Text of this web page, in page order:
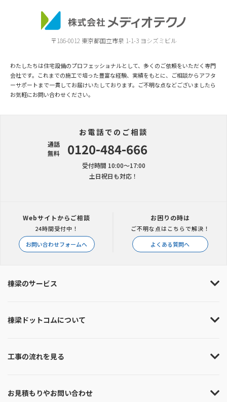
〒186-0012 東京都国立市泉 1-1-3 ヨシズミビル
わたしたちは住宅設備のプロフェッショナルとして、多くのご依頼をいただく専門
会社です。これまでの施工で培った豊富な経験、実績をもとに、ご相談からアフタ
ーサポートまで一貫してお届けいたしております。ご不明な点などございましたら
お気軽にお問い合わせください。
お電話でのご相談
通話
無料
0120-484-666
受付時間 10:00〜17:00
土日祝日も対応！
Webサイトからご相談
24時間受付中！
お問い合わせフォームへ
お困りの時は
ご不明な点はこちらで解決！
よくある質問へ
棟梁のサービス
棟梁ドットコムについて
工事の流れを見る
お見積もりやお問い合わせ